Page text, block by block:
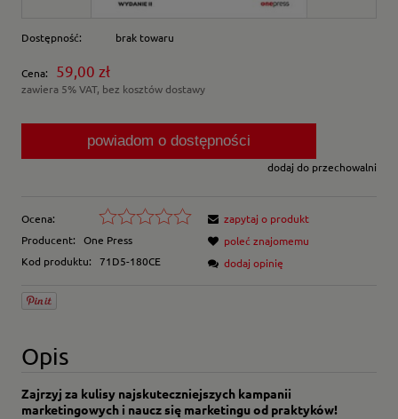
Dostępność: brak towaru
Cena: 59,00 zł
zawiera 5% VAT, bez kosztów dostawy
powiadom o dostępności
dodaj do przechowalni
Ocena:
Producent:
One Press
Kod produktu:
71D5-180CE
zapytaj o produkt
poleć znajomemu
dodaj opinię
Opis
Zajrzyj za kulisy najskuteczniejszych kampanii
marketingowych i naucz się marketingu od praktyków!